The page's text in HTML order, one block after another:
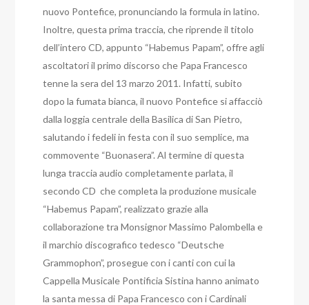
nuovo Pontefice, pronunciando la formula in latino.
Inoltre, questa prima traccia, che riprende il titolo
dell’intero CD, appunto “Habemus Papam”, offre agli
ascoltatori il primo discorso che Papa Francesco
tenne la sera del 13 marzo 2011. Infatti, subito
dopo la fumata bianca, il nuovo Pontefice si affacciò
dalla loggia centrale della Basilica di San Pietro,
salutando i fedeli in festa con il suo semplice, ma
commovente “Buonasera”. Al termine di questa
lunga traccia audio completamente parlata, il
secondo CD che completa la produzione musicale
“Habemus Papam”, realizzato grazie alla
collaborazione tra Monsignor Massimo Palombella e
il marchio discografico tedesco “Deutsche
Grammophon”, prosegue con i canti con cui la
Cappella Musicale Pontificia Sistina hanno animato
la santa messa di Papa Francesco con i Cardinali